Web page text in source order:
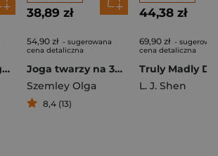
Szept duszy. Saga z głębi serca. Tom 1
38,89 zł
54,90 zł - sugerowana
cena detaliczna
Joga twarzy na 365 dni
Szemley Olga
8,4 (13)
44,38 zł
69,90 zł -
cena detaliczna
L. J. Shen